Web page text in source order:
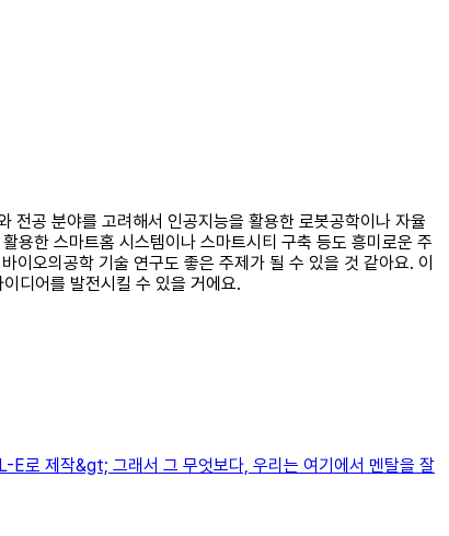
전공 분야를 고려해서 인공지능을 활용한 로봇공학이나 자율
용한 스마트홈 시스템이나 스마트시티 구축 등도 흥미로운 주
오의공학 기술 연구도 좋은 주제가 될 수 있을 것 같아요. 이
디어를 발전시킬 수 있을 거에요.
E로 제작&gt; 그래서 그 무엇보다, 우리는 여기에서 멘탈을 잘